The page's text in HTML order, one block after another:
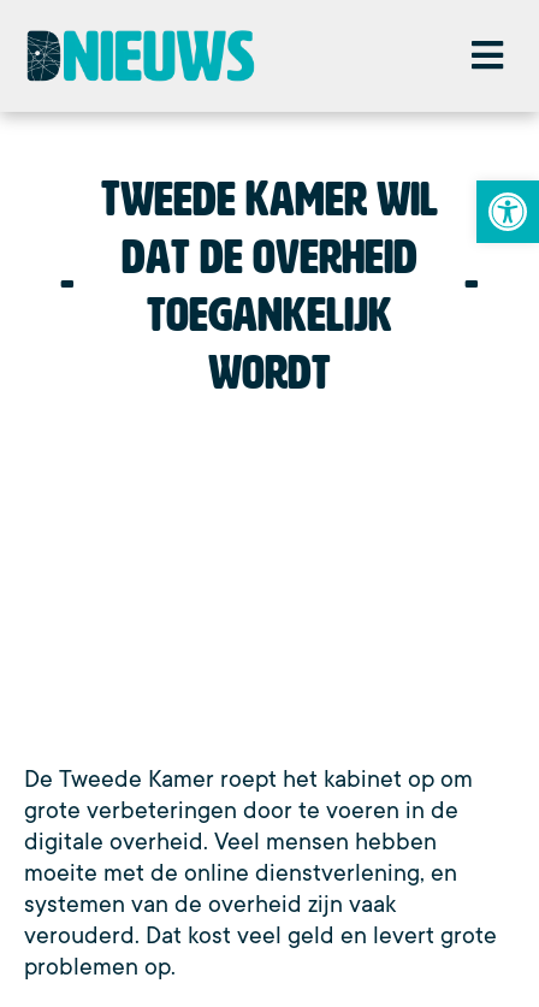
Tweede Kamer wil
dat de overheid
toegankelijk
wordt
De Tweede Kamer roept het kabinet op om
grote verbeteringen door te voeren in de
digitale overheid. Veel mensen hebben
moeite met de online dienstverlening, en
systemen van de overheid zijn vaak
verouderd. Dat kost veel geld en levert grote
problemen op.